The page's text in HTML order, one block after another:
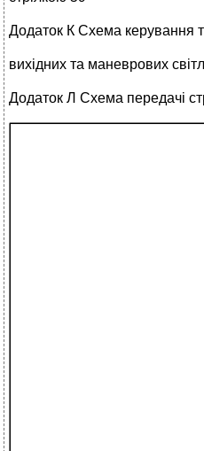
Додаток К Схема керування
вихідних та маневрових
Додаток Л Схема передачі